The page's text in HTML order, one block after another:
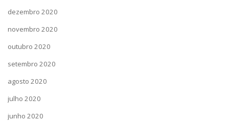
dezembro 2020
novembro 2020
outubro 2020
setembro 2020
agosto 2020
julho 2020
junho 2020